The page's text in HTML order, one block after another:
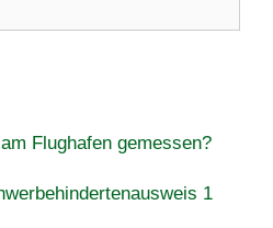
Flughafen gemessen?
1